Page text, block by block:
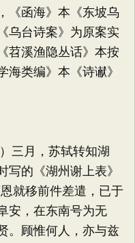
《函海》本《东坡乌
乌台诗案》为原案实
苕溪渔隐丛话》本按
类编》本《诗谳》
月，苏轼转知湖
的《湖州谢上表》
就移前件差遣，已于
安，在东南号为无
。顾惟何人，亦与兹